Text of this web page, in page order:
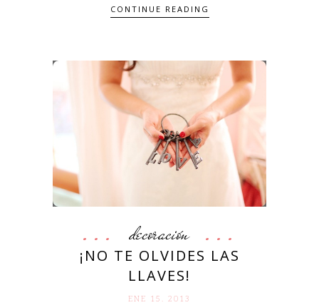
CONTINUE READING
decoración
¡NO TE OLVIDES LAS
LLAVES!
ENE 15. 2013